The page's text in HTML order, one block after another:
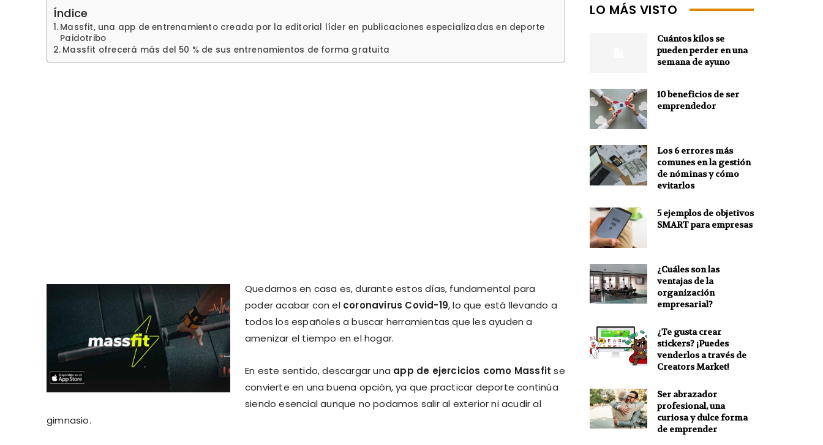
Índice
Massfit, una app de entrenamiento creada por la editorial líder en publicaciones especializadas en deporte
Paidotribo
Massfit ofrecerá más del 50 % de sus entrenamientos de forma gratuita
Quedarnos en casa es, durante estos días, fundamental para
poder acabar con el coronavirus Covid-19, lo que está llevando a
todos los españoles a buscar herramientas que les ayuden a
amenizar el tiempo en el hogar.
En este sentido, descargar una app de ejercicios como Massfit se
convierte en una buena opción, ya que practicar deporte continúa
siendo esencial aunque no podamos salir al exterior ni acudir al
gimnasio.
LO MÁS VISTO
Cuántos kilos se
pueden perder en una
semana de ayuno
10 beneficios de ser
emprendedor
Los 6 errores más
comunes en la gestión
de nóminas y cómo
evitarlos
5 ejemplos de objetivos
SMART para empresas
¿Cuáles son las
ventajas de la
organización
empresarial?
¿Te gusta crear
stickers? ¡Puedes
venderlos a través de
Creators Market!
Ser abrazador
profesional, una
curiosa y dulce forma
de emprender